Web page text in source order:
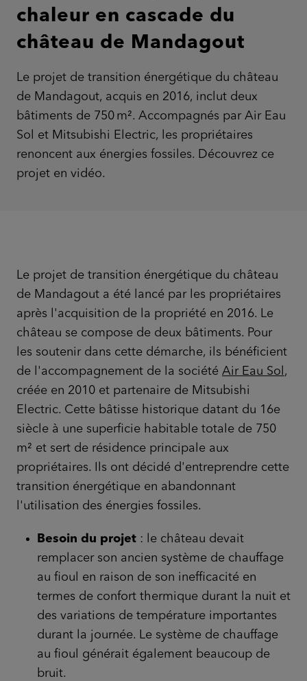
chaleur en cascade du
château de Mandagout
Le projet de transition énergétique du château
de Mandagout, acquis en 2016, inclut deux
bâtiments de 750 m². Accompagnés par Air Eau
Sol et Mitsubishi Electric, les propriétaires
renoncent aux énergies fossiles. Découvrez ce
projet en vidéo.
Le projet de transition énergétique du château
de Mandagout a été lancé par les propriétaires
après l'acquisition de la propriété en 2016. Le
château se compose de deux bâtiments. Pour
les soutenir dans cette démarche, ils bénéficient
de l'accompagnement de la société Air Eau Sol ,
créée en 2010 et partenaire de Mitsubishi
Electric. Cette bâtisse historique datant du 16e
siècle à une superficie habitable totale de 750
m² et sert de résidence principale aux
propriétaires. Ils ont décidé d'entreprendre cette
transition énergétique en abandonnant
l'utilisation des énergies fossiles.
Besoin du projet : le château devait
remplacer son ancien système de chauffage
au fioul en raison de son inefficacité en
termes de confort thermique durant la nuit et
des variations de température importantes
durant la journée. Le système de chauffage
au fioul générait également beaucoup de
bruit.